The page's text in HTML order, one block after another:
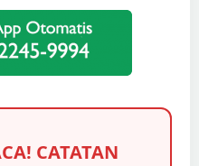
CATATAN